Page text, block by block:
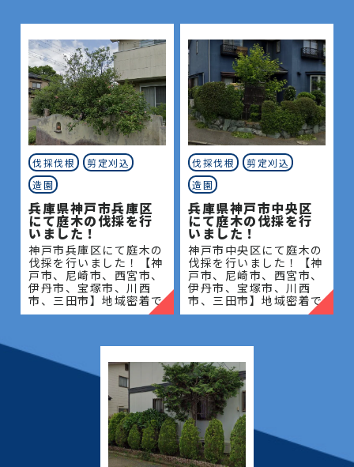
伐採伐根
剪定刈込
造園
兵庫県神戸市兵庫区
にて庭木の伐採を行
いました！
神戸市兵庫区にて庭木の
伐採を行いました！【神
戸市、尼崎市、西宮市、
伊丹市、宝塚市、川西
市、三田市】地域密着で
伐採・抜根・剪定・草刈
当社にご相談ください！
当社
伐採伐根
剪定刈込
造園
兵庫県神戸市中央区
にて庭木の伐採を行
いました！
神戸市中央区にて庭木の
伐採を行いました！【神
戸市、尼崎市、西宮市、
伊丹市、宝塚市、川西
市、三田市】地域密着で
伐採・抜根・剪定・草刈
当社にご相談ください！
当社